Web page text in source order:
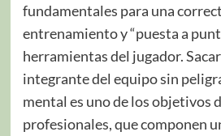
fundamentales para una
entrenamiento y “puesta a
herramientas del jugador.
integrante del equipo sin
mental es uno de los objetivos
profesionales, que componen